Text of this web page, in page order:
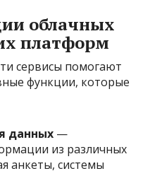
облачных
платформ
сервисы помогают
функции, которые
данных —
из различных
анкеты, системы